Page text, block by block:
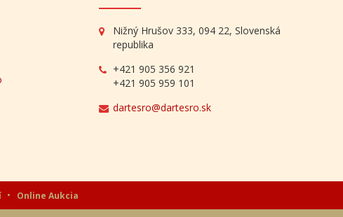
svojich osobných údajov za účelom marketingovej komunikácie
zásadami spracovania osobných údajovprevádzkovateľom.
Nižný Hrušov 333, 094 22, Slovenská